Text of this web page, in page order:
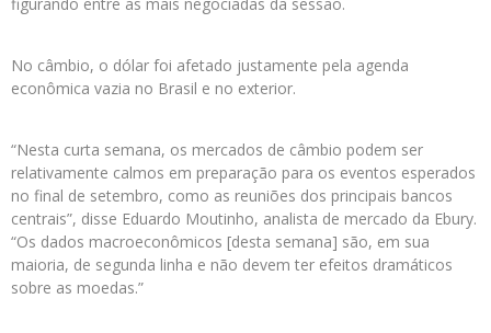
No câmbio, o dólar foi afetado justamente pela agenda
econômica vazia no Brasil e no exterior.
“Nesta curta semana, os mercados de câmbio podem ser
relativamente calmos em preparação para os eventos esperados
no final de setembro, como as reuniões dos principais bancos
centrais”, disse Eduardo Moutinho, analista de mercado da Ebury.
“Os dados macroeconômicos [desta semana] são, em sua
maioria, de segunda linha e não devem ter efeitos dramáticos
sobre as moedas.”